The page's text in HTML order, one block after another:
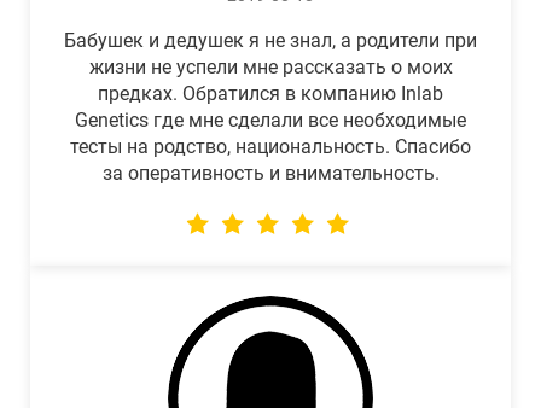
Бабушек и дедушек я не знал, а родители при
жизни не успели мне рассказать о моих
предках. Обратился в компанию Inlab
Genetics где мне сделали все необходимые
тесты на родство, национальность. Спасибо
за оперативность и внимательность.